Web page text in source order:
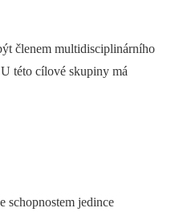
členem multidisciplinárního
této cílové skupiny má
schopnostem jedince